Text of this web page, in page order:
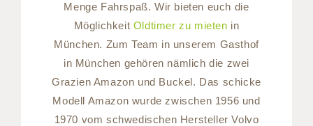
Menge Fahrspaß. Wir bieten euch die
Möglichkeit Oldtimer zu mieten in
München. Zum Team in unserem Gasthof
in München gehören nämlich die zwei
Grazien Amazon und Buckel. Das schicke
Modell Amazon wurde zwischen 1956 und
1970 vom schwedischen Hersteller Volvo